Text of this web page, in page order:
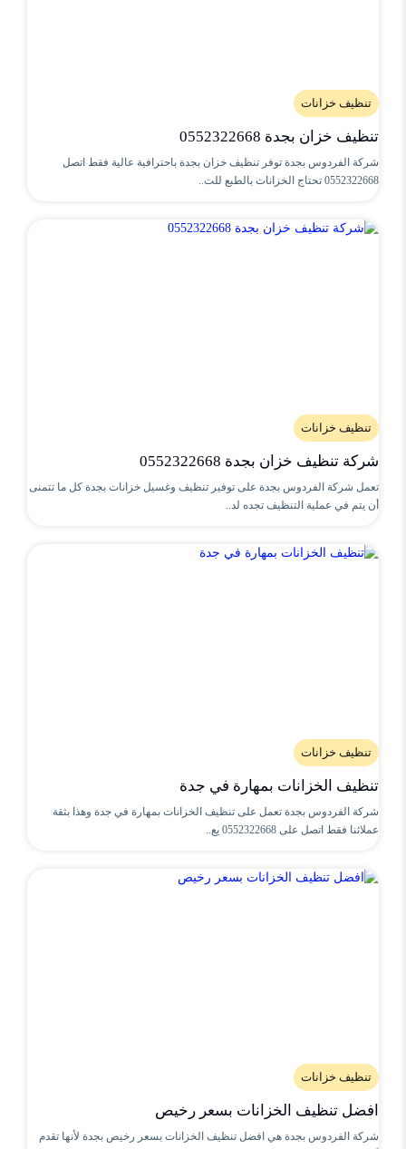
تنظيف خزانات
تنظيف خزان بجدة 0552322668
شركة الفردوس بجدة توفر تنظيف خزان بجدة باحترافية عالية فقط اتصل
0552322668 تحتاج الخزانات بالطبع للت..
تنظيف خزانات
شركة تنظيف خزان بجدة 0552322668
تعمل شركة الفردوس بجدة على توفير تنظيف وغسيل خزانات بجدة كل ما تتمنى
أن يتم في عملية التنظيف تجده لد..
تنظيف خزانات
تنظيف الخزانات بمهارة في جدة
شركة الفردوس بجدة تعمل على تنظيف الخزانات بمهارة في جدة وهذا بثقة
عملائنا فقط اتصل على 0552322668 يع..
تنظيف خزانات
افضل تنظيف الخزانات بسعر رخيص
شركة الفردوس بجدة هي افضل تنظيف الخزانات بسعر رخيص بجدة لأنها تقدم